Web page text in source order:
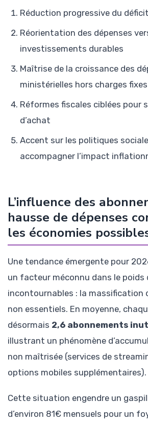
Réduction progressive du déficit
Réorientation des dépenses
investissements durables
Maîtrise de la croissance des
ministérielles hors charges fixes
Réformes fiscales ciblées pour
d’achat
Accent sur les politiques
accompagner l’impact
L’influence des
hausse de dépenses
les économies
Une tendance émergente pour
un facteur méconnu dans le poids
incontournables : la massification
non essentiels. En moyenne,
désormais 2,6 abonnements
illustrant un phénomène
non maîtrisée (services de
options mobiles supplémentaires).
Cette situation engendre un
d’environ 81€ mensuels pour un